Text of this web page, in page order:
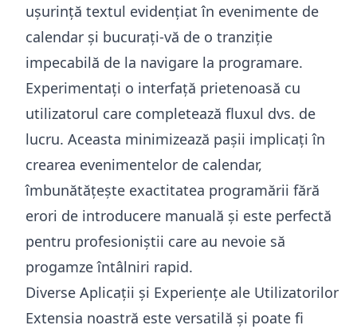
ușurință textul evidențiat în evenimente de
calendar și bucurați-vă de o tranziție
impecabilă de la navigare la programare.
Experimentați o interfață prietenoasă cu
utilizatorul care completează fluxul dvs. de
lucru. Aceasta minimizează pașii implicați în
crearea evenimentelor de calendar,
îmbunătățește exactitatea programării fără
erori de introducere manuală și este perfectă
pentru profesioniștii care au nevoie să
progamze întâlniri rapid.
Diverse Aplicații și Experiențe ale Utilizatorilor
Extensia noastră este versatilă și poate fi